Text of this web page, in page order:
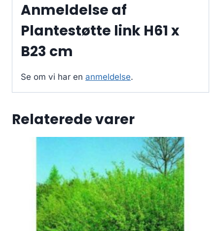
Anmeldelse af
Plantestøtte link H61 x
B23 cm
Se om vi har en anmeldelse.
Relaterede varer